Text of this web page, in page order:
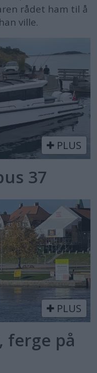
rådet ham til å
ville.
PLUS
37
PLUS
ferge på